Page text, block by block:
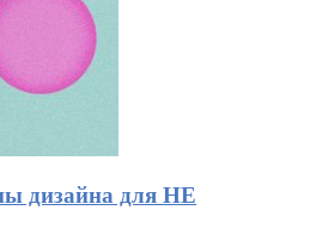
дизайна для НЕ